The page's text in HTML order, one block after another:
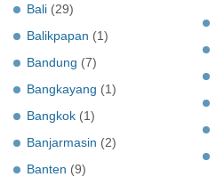
Bali (29)
Balikpapan (1)
Bandung (7)
Bangkayang (1)
Bangkok (1)
Banjarmasin (2)
Banten (9)